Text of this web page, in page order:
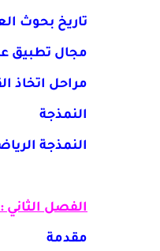
تاريخ بحوث
مجال تطبيق
مراحل اتخاذ
النمذجة
النمذجة
الفصل الثاني
مقدمة